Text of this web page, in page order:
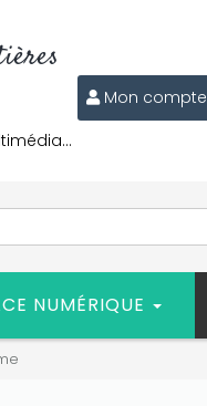
Mon compte
NUMÉRIQUE